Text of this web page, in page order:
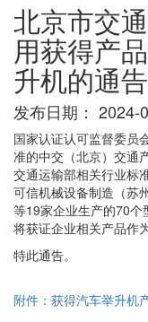
北京市交
用获得产
升机的通告
发布日期： 2024-
国家认证认可监督委员
准的中交（北京）交通
交通运输部相关行业标
可信机械设备制造（苏
等19家企业生产的70
将获证企业相关产品作
特此通告。
附件：获得汽车举升机